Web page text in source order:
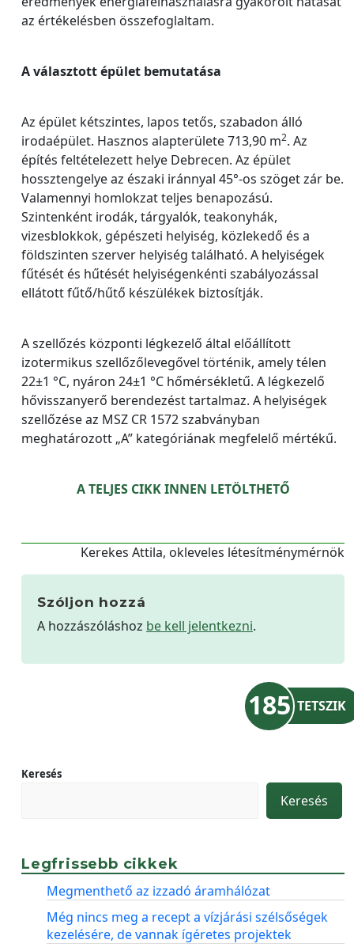
az értékelésben összefoglaltam.
A választott épület bemutatása
Az épület kétszintes, lapos tetős, szabadon álló
irodaépület. Hasznos alapterülete 713,90 m2. Az
építés feltételezett helye Debrecen. Az épület
hossztengelye az északi iránnyal 45°-os szöget zár be.
Valamennyi homlokzat teljes benapozású.
Szintenként irodák, tárgyalók, teakonyhák,
vizesblokkok, gépészeti helyiség, közlekedő és a
földszinten szerver helyiség található. A helyiségek
fűtését és hűtését helyiségenkénti szabályozással
ellátott fűtő/hűtő készülékek biztosítják.
A szellőzés központi légkezelő által előállított
izotermikus szellőzőlevegővel történik, amely télen
22±1 °C, nyáron 24±1 °C hőmérsékletű. A légkezelő
hővisszanyerő berendezést tartalmaz. A helyiségek
szellőzése az MSZ CR 1572 szabványban
meghatározott „A” kategóriának megfelelő mértékű.
A TELJES CIKK INNEN LETÖLTHETŐ
Kerekes Attila, okleveles létesítménymérnök
Szóljon hozzá
A hozzászóláshoz be kell jelentkezni.
185 TETSZIK
Keresés
Keresés
Legfrissebb cikkek
Megmenthető az izzadó áramhálózat
Még nincs meg a recept a vízjárási szélsőségek
kezelésére, de vannak ígéretes projektek